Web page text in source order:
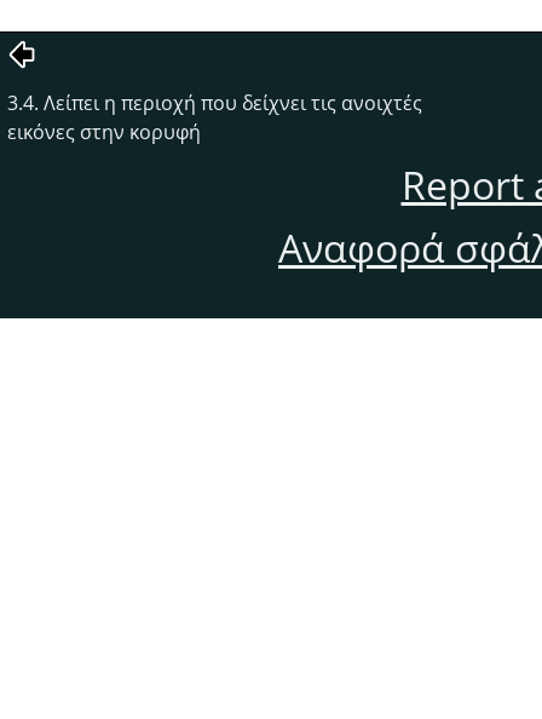
3.4. Λείπει η περιοχή που δείχνει τις ανοιχτές
εικόνες στην κορυφή
Report
Αναφορά